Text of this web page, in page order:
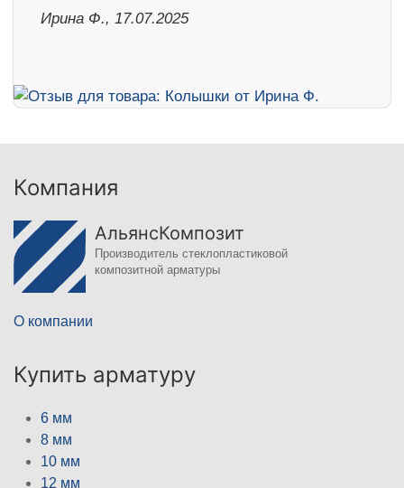
Ирина Ф., 17.07.2025
Компания
АльянсКомпозит
Производитель стеклопластиковой
композитной арматуры
О компании
Купить арматуру
6 мм
8 мм
10 мм
12 мм